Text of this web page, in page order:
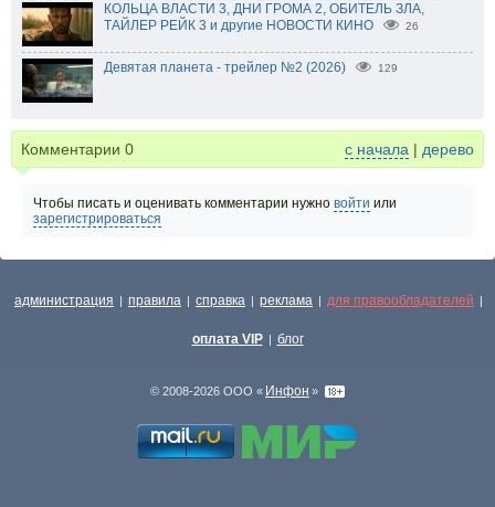
КОЛЬЦА ВЛАСТИ 3, ДНИ ГРОМА 2, ОБИТЕЛЬ ЗЛА,
ТАЙЛЕР РЕЙК 3 и другие НОВОСТИ КИНО
26
Девятая планета - трейлер №2 (2026) 129
Комментарии 0 с начала | дерево
Чтобы писать и оценивать комментарии нужно войти или
зарегистрироваться
администрация | правила | справка | реклама | для правообладателей |
оплата VIP | блог
© 2008-2026 ООО « Инфон »